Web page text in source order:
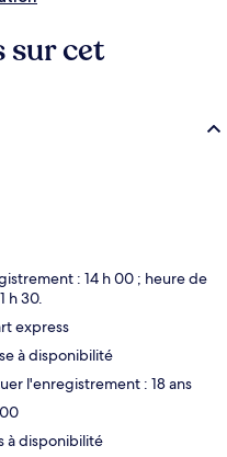
sur cet
: 14 h 00 ; heure de
h 30.
express
à disponibilité
l'enregistrement : 18 ans
à disponibilité